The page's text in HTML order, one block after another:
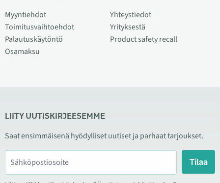
Myyntiehdot
Toimitusvaihtoehdot
Palautuskäytöntö
Osamaksu
Yhteystiedot
Yrityksestä
Product safety recall
LIITY UUTISKIRJEESEMME
Saat ensimmäisenä hyödylliset uutiset ja parhaat tarjoukset.
Tilaa